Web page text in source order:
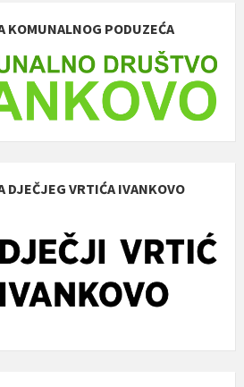
KOMUNALNOG PODUZEĆA
DJEČJEG VRTIĆA IVANKOVO